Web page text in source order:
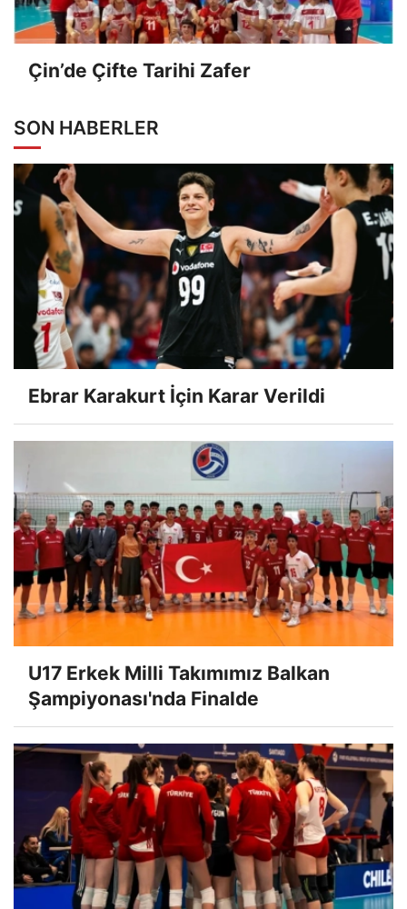
Çin’de Çifte Tarihi Zafer
SON HABERLER
Ebrar Karakurt İçin Karar Verildi
U17 Erkek Milli Takımımız Balkan
Şampiyonası'nda Finalde